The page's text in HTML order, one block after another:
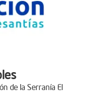
de la Serranía El